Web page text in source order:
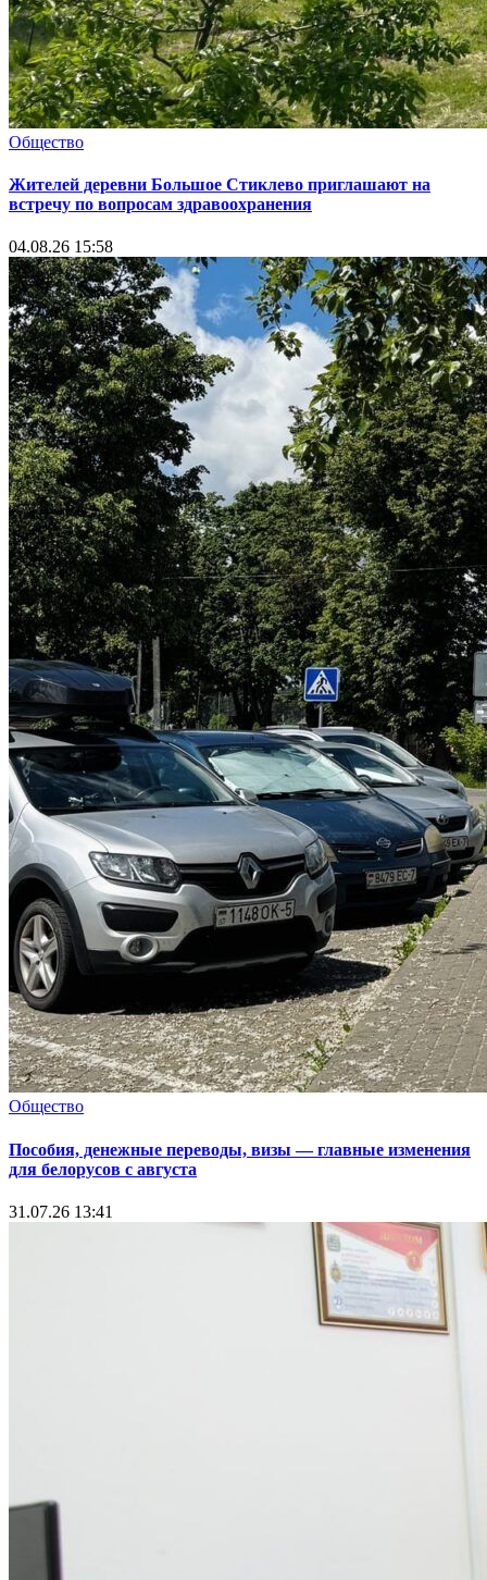
Общество
Жителей деревни Большое Стиклево приглашают на
встречу по вопросам здравоохранения
04.08.26 15:58
Общество
Пособия, денежные переводы, визы — главные изменения
для белорусов с августа
31.07.26 13:41